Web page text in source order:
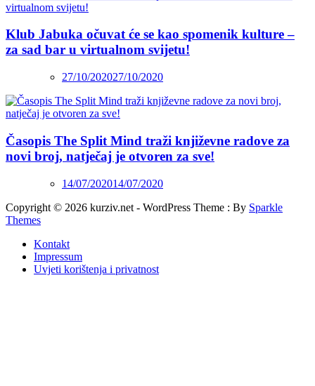
Klub Jabuka očuvat će se kao spomenik kulture –
za sad bar u virtualnom svijetu!
27/10/202027/10/2020
Časopis The Split Mind traži književne radove za
novi broj, natječaj je otvoren za sve!
14/07/202014/07/2020
Copyright © 2026 kurziv.net - WordPress Theme : By Sparkle
Themes
Kontakt
Impressum
Uvjeti korištenja i privatnost